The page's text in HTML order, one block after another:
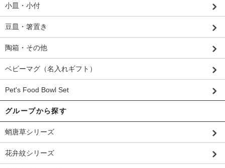
小皿・小付
豆皿・箸置き
陶箱・その他
ベビーマグ（名入れギフト）
Pet's Food Bowl Set
グループから探す
蛸唐草シリーズ
花弁紋シリーズ